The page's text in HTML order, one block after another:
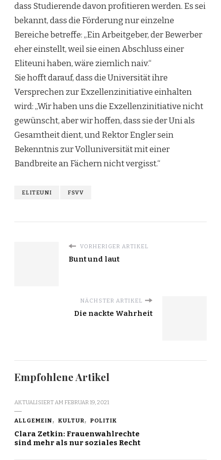
dass Studierende davon profitieren werden. Es sei
bekannt, dass die Förderung nur einzelne
Bereiche betreffe: „Ein Arbeitgeber, der Bewerber
eher einstellt, weil sie einen Abschluss einer
Eliteuni haben, wäre ziemlich naiv.“
Sie hofft darauf, dass die Universität ihre
Versprechen zur Exzellenzinitiative einhalten
wird: „Wir haben uns die Exzellenzinitiative nicht
gewünscht, aber wir hoffen, dass sie der Uni als
Gesamtheit dient, und Rektor Engler sein
Bekenntnis zur Volluniversität mit einer
Bandbreite an Fächern nicht vergisst.“
ELITEUNI FSVV
VORHERIGER ARTIKEL
Bunt und laut
NÄCHSTER ARTIKEL
Die nackte Wahrheit
Empfohlene Artikel
AKTUALISIERT AM FEBRUAR 19, 2021
ALLGEMEIN KULTUR POLITIK
Clara Zetkin: Frauenwahlrechte
sind mehr als nur soziales Recht